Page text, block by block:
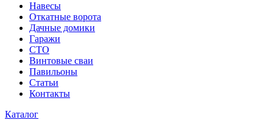
Навесы
Откатные ворота
Дачные домики
Гаражи
СТО
Винтовые сваи
Павильоны
Статьи
Контакты
Каталог